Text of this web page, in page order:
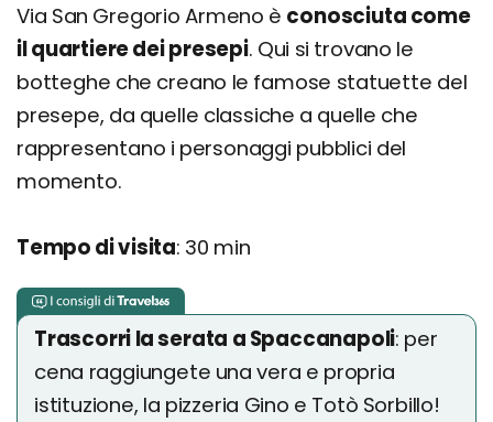
Via San Gregorio Armeno è conosciuta come
il quartiere dei presepi. Qui si trovano le
botteghe che creano le famose statuette del
presepe, da quelle classiche a quelle che
rappresentano i personaggi pubblici del
momento.
Tempo di visita: 30 min
Trascorri la serata a Spaccanapoli: per
cena raggiungete una vera e propria
istituzione, la pizzeria Gino e Totò Sorbillo!